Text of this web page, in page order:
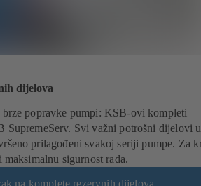
dijelova
brze popravke pumpi: KSB-ovi kompleti
SupremeServ. Svi važni potrošni dijelovi u
prilagođeni svakoj seriji pumpe. Za
sigurnost rada.
na komplete rezervnih dijelova